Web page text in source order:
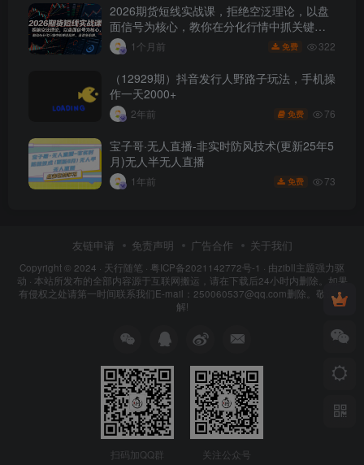
2026期货短线实战课，拒绝空泛理论，以盘
面信号为核心，教你在分化行情中抓关键品
种、避诱多陷阱
1个月前 免费 322
（12929期）抖音发行人野路子玩法，手机操
作一天2000+
2年前 免费 76
宝子哥·无人直播-非实时防风技术(更新25年5
月)无人半无人直播
1年前 免费 73
友链申请 免责声明 广告合作 关于我们
Copyright © 2024 · 天行随笔 · 粤ICP备2021142772号-1 · 由zibll主题强力驱
动 · 本站所发布的全部内容源于互联网搬运，请在下载后24小时内删除。如果
有侵权之处请第一时间联系我们E-mail：250060537@qq.com删除。敬请谅
解!
扫码加QQ群 关注公众号